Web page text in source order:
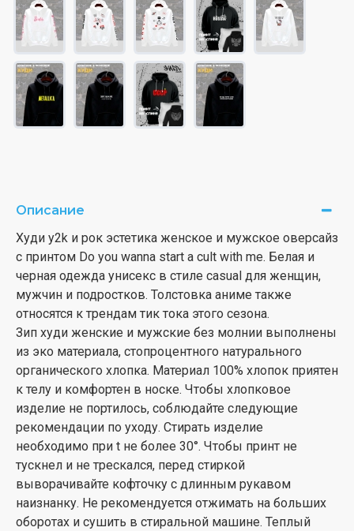
Описание
Худи y2k и рок эстетика женское и мужское оверсайз
с принтом Do you wanna start a cult with me. Белая и
черная одежда унисекс в стиле casual для женщин,
мужчин и подростков. Толстовка аниме также
относятся к трендам тик тока этого сезона.
Зип худи женские и мужские без молнии выполнены
из эко материала, стопроцентного натурального
органического хлопка. Материал 100% хлопок приятен
к телу и комфортен в носке. Чтобы хлопковое
изделие не портилось, соблюдайте следующие
рекомендации по уходу. Стирать изделие
необходимо при t не более 30°. Чтобы принт не
тускнел и не трескался, перед стиркой
выворачивайте кофточку с длинным рукавом
наизнанку. Не рекомендуется отжимать на больших
оборотах и сушить в стиральной машине. Теплый